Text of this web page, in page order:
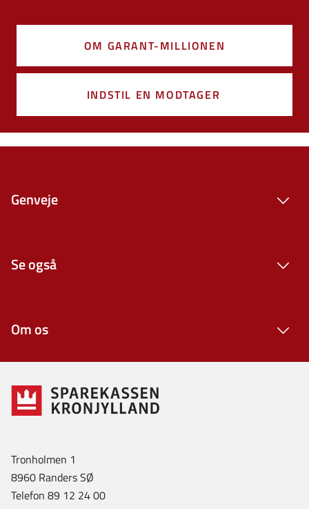
OM GARANT-MILLIONEN
INDSTIL EN MODTAGER
Genveje
Se også
Om os
Tronholmen 1
8960 Randers SØ
Telefon 89 12 24 00